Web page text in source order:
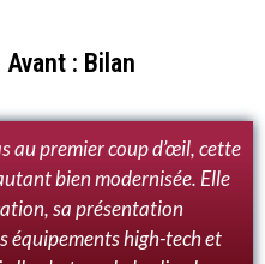
: Bilan
au premier coup d’œil, cette
bien modernisée. Elle
sa présentation
équipements high-tech et